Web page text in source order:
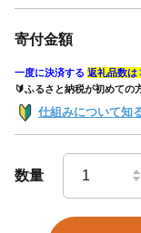
寄付金額
一度に決済する 返礼品数は
🔰ふるさと納税が初めての
仕組みについて知
数量